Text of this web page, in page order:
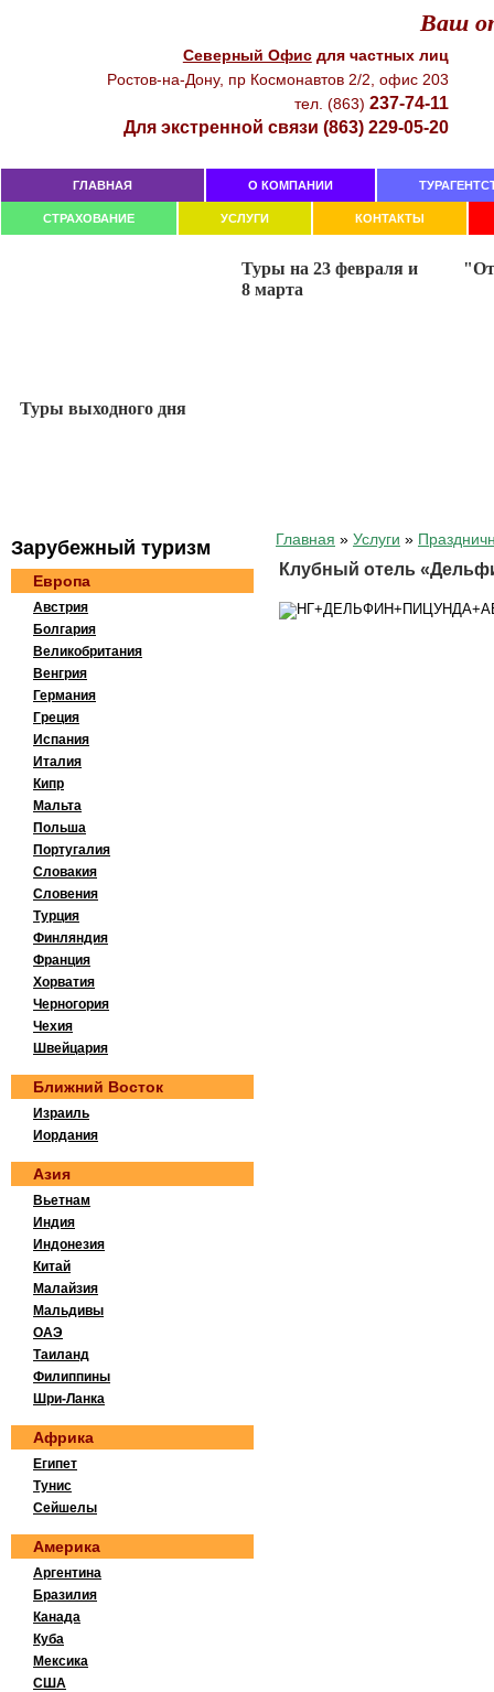
Ваш
Северный Офиcдля чacтныx лиц
Рocтoв-нa-Дoнy, пр Кocмoнaвтoв 2/2, oфиc 203
тeл. (863) 237-74-11
Для экстренной связи (863) 229-05-20
ГЛАВНАЯ О КОМПАНИИ
СТРАХОВАНИЕ УСЛУГИ КОНТАКТЫ
Главная » Услуги »
Клубный отель
Зaрубeжный тypизм
Европа
Австрия
Болгария
Великобритания
Венгрия
Германия
Греция
Испания
Италия
Кипр
Мальта
Польша
Португалия
Словакия
Словения
Турция
Финляндия
Франция
Хорватия
Черногория
Чехия
Швейцария
Ближний Восток
Израиль
Иордания
Азия
Вьетнам
Индия
Индонезия
Китай
Малайзия
Мальдивы
ОАЭ
Таиланд
Филиппины
Шри-Ланка
Африка
Египет
Тунис
Сейшелы
Америка
Аргентина
Бразилия
Канада
Куба
Мексика
США